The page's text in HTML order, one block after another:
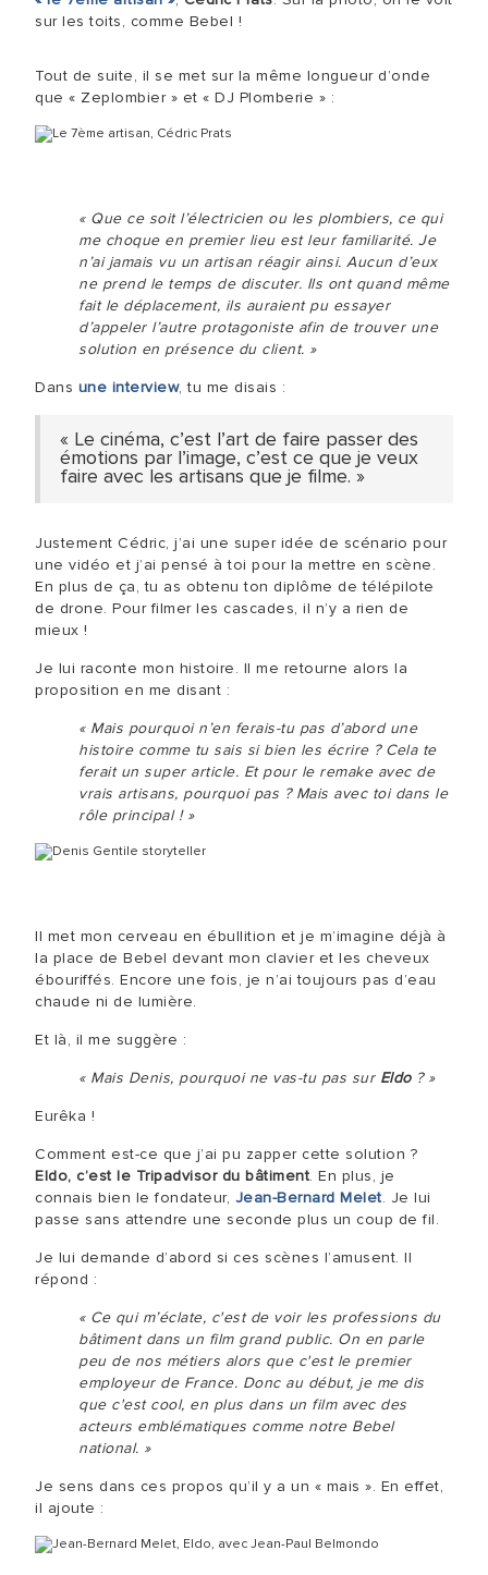
sur les toits, comme Bebel !
Tout de suite, il se met sur la même longueur d’onde
que « Zeplombier » et « DJ Plomberie » :
« Que ce soit l’électricien ou les plombiers, ce qui
me choque en premier lieu est leur familiarité. Je
n’ai jamais vu un artisan réagir ainsi. Aucun d’eux
ne prend le temps de discuter. Ils ont quand même
fait le déplacement, ils auraient pu essayer
d’appeler l’autre protagoniste afin de trouver une
solution en présence du client. »
Dans une interview, tu me disais :
« Le cinéma, c’est l’art de faire passer des
émotions par l’image, c’est ce que je veux
faire avec les artisans que je filme. »
Justement Cédric, j’ai une super idée de scénario pour
une vidéo et j’ai pensé à toi pour la mettre en scène.
En plus de ça, tu as obtenu ton diplôme de télépilote
de drone. Pour filmer les cascades, il n’y a rien de
mieux !
Je lui raconte mon histoire. Il me retourne alors la
proposition en me disant :
« Mais pourquoi n’en ferais-tu pas d’abord une
histoire comme tu sais si bien les écrire ? Cela te
ferait un super article. Et pour le remake avec de
vrais artisans, pourquoi pas ? Mais avec toi dans le
rôle principal ! »
Il met mon cerveau en ébullition et je m’imagine déjà à
la place de Bebel devant mon clavier et les cheveux
ébouriffés. Encore une fois, je n’ai toujours pas d’eau
chaude ni de lumière.
Et là, il me suggère :
« Mais Denis, pourquoi ne vas-tu pas sur Eldo ? »
Eurêka !
Comment est-ce que j’ai pu zapper cette solution ?
Eldo, c’est le Tripadvisor du bâtiment. En plus, je
connais bien le fondateur, Jean-Bernard Melet. Je lui
passe sans attendre une seconde plus un coup de fil.
Je lui demande d’abord si ces scènes l’amusent. Il
répond :
« Ce qui m’éclate, c'est de voir les professions du
bâtiment dans un film grand public. On en parle
peu de nos métiers alors que c'est le premier
employeur de France. Donc au début, je me dis
que c'est cool, en plus dans un film avec des
acteurs emblématiques comme notre Bebel
national. »
Je sens dans ces propos qu’il y a un « mais ». En effet,
il ajoute :